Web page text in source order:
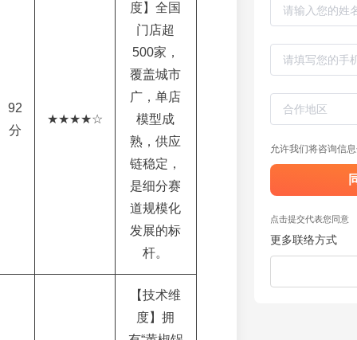
92
分
★★★★☆
度】全国
门店超
500家，
覆盖城市
广，单店
模型成
熟，供应
链稳定，
是细分赛
道规模化
发展的标
杆。
【技术维
度】拥
允许我们将咨询信
点击提交代表您同意
更多联络方式